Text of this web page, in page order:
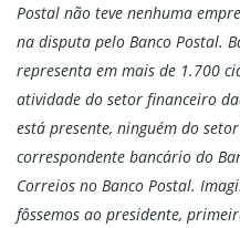
Postal não teve nenhuma
na disputa pelo Banco Postal.
representa em mais de 1.700
atividade do setor financeiro
está presente, ninguém do
correspondente bancário do
Correios no Banco Postal.
fôssemos ao presidente,